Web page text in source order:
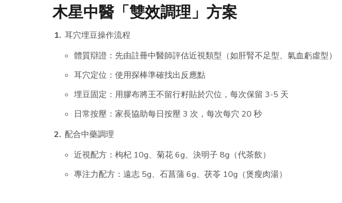
木星中醫「雙效調理」方案
耳穴埋豆操作流程
體質辯證：先由註冊中醫師評估近視類型（如肝腎不足型、氣血虧虛型）
耳穴定位：使用探棒準確找出反應點
埋豆固定：用膠布將王不留行籽貼於穴位，每次保留 3-5 天
日常按壓：家長協助每日按壓 3 次，每次每穴 20 秒
配合中藥調理
近視配方：枸杞 10g、菊花 6g、決明子 8g（代茶飲）
專注力配方：遠志 5g、石菖蒲 6g、茯苓 10g（煲瘦肉湯）